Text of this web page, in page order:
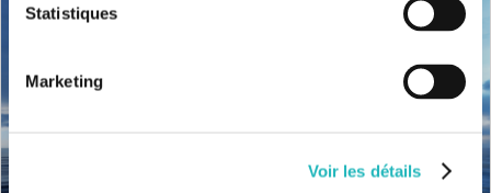
Statistiques
Marketing
Voir les détails